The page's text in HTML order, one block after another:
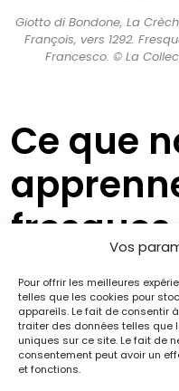
Vos
Pour offrir les meilleures
telles que les cookies pour
appareils. Le fait de consentir
traiter des données telles que
uniques sur ce site. Le fait de
consentement peut avoir un
et fonctions.
Giotto di Bondone, La
François, vers 1292.
Francesco. © La
Ce que
Leur existence est en
deux fresques de
San Francesco d’Assise,
encoreLa Vérification
montre le dos d’un